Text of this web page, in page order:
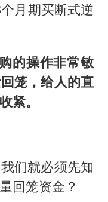
月期买断式逆
的操作非常敏
笼，给人的直
紧。
们就必须先知
回笼资金？